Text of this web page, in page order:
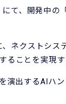
て、開発中の
ネクストシス
ことを実現す
演出するAIハ